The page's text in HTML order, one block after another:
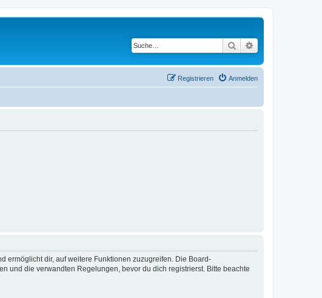
Suche
Anmelden
Registrieren
ermöglicht dir, auf weitere Funktionen zuzugreifen. Die Board-
und die verwandten Regelungen, bevor du dich registrierst. Bitte beachte